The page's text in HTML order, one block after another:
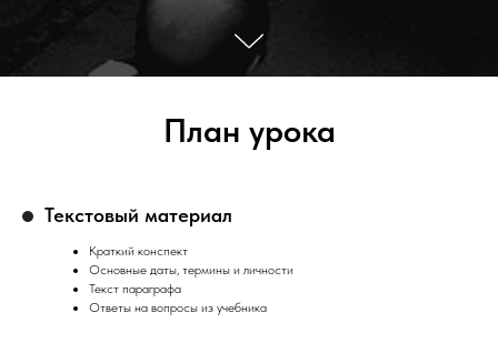
План урока
Текстовый материал
Краткий конспект
Основные даты, термины и личности
Текст параграфа
Ответы на вопросы из учебника